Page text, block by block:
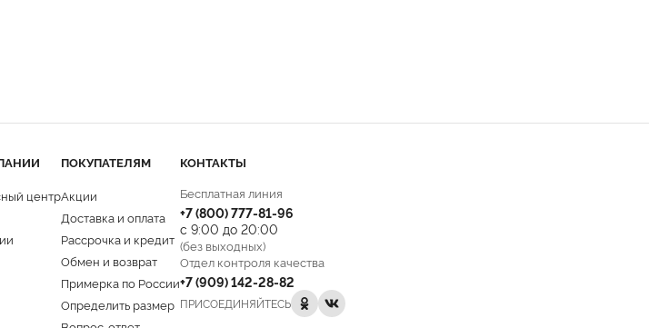
центр
ПОКУПАТЕЛЯМ
Акции
Доставка и оплата
Рассрочка и кредит
Обмен и возврат
Примерка по России
Определить размер
КОНТАКТЫ
Бесплатная линия
+7 (800) 777-81-96
с 9:00 до 20:00
(без выходных)
Отдел контроля качества
+7 (909) 142-28-82
ПРИСОЕДИНЯЙТЕСЬ